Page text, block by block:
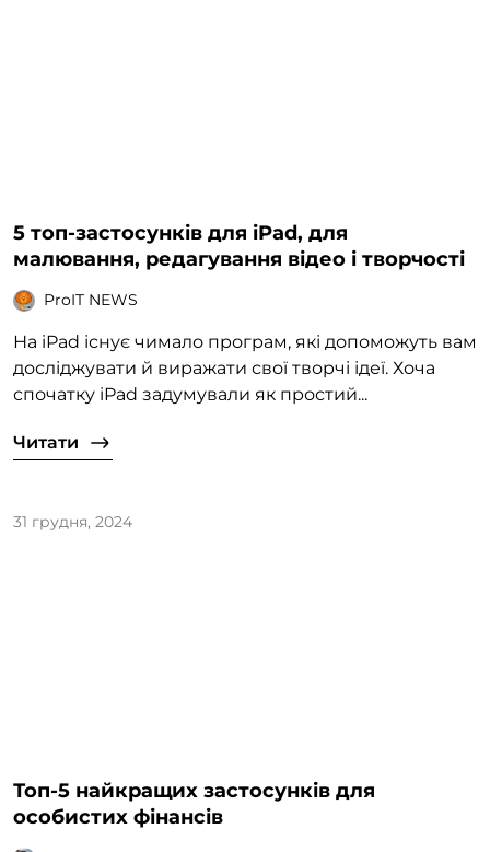
5 топ-застосунків для iPad, для
малювання, редагування відео і творчості
ProIT NEWS
На iPad існує чимало програм, які допоможуть вам
досліджувати й виражати свої творчі ідеї. Хоча
спочатку iPad задумували як простий...
Читати
31 грудня, 2024
Топ-5 найкращих застосунків для
особистих фінансів